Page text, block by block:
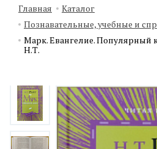
Главная
Каталог
Познавательные, учебные и
Марк. Евангелие. Популярный
Н.Т.